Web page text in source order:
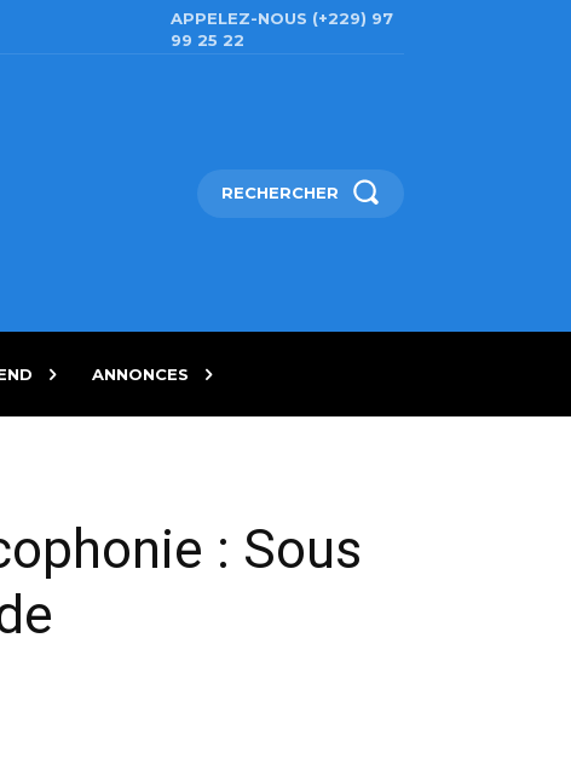
APPELEZ-NOUS (+229) 97
99 25 22
RECHERCHER
ANNONCES
: Sous